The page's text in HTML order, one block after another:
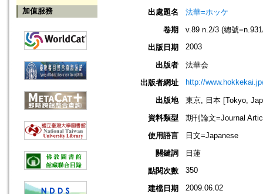
加值服務
出處題名
法華=ホッケ
卷期
v.89 n.2/3 (總號
出版日期
2003
出版者
法華会
出版者網址
http://
出版地
東京, 日本 [Tokyo,
資料類型
期刊論文=Journal
使用語言
日文=Japanese
關鍵詞
日蓮
點閱次數
350
建檔日期 2009.06.02